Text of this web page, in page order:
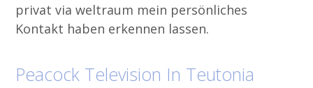
privat via weltraum mein persönliches
Kontakt haben erkennen lassen.
Peacock Television In Teutonia